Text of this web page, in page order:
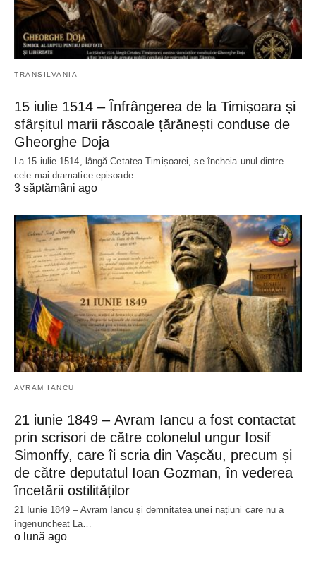
TRANSILVANIA
15 iulie 1514 – Înfrângerea de la Timișoara și
sfârșitul marii răscoale țărănești conduse de
Gheorghe Doja
La 15 iulie 1514, lângă Cetatea Timișoarei, se încheia unul dintre
cele mai dramatice episoade…
3 săptămâni ago
AVRAM IANCU
21 iunie 1849 – Avram Iancu a fost contactat
prin scrisori de către colonelul ungur Iosif
Simonffy, care îi scria din Vașcău, precum și
de către deputatul Ioan Gozman, în vederea
încetării ostilităților
21 Iunie 1849 – Avram Iancu și demnitatea unei națiuni care nu a
îngenuncheat La…
o lună ago